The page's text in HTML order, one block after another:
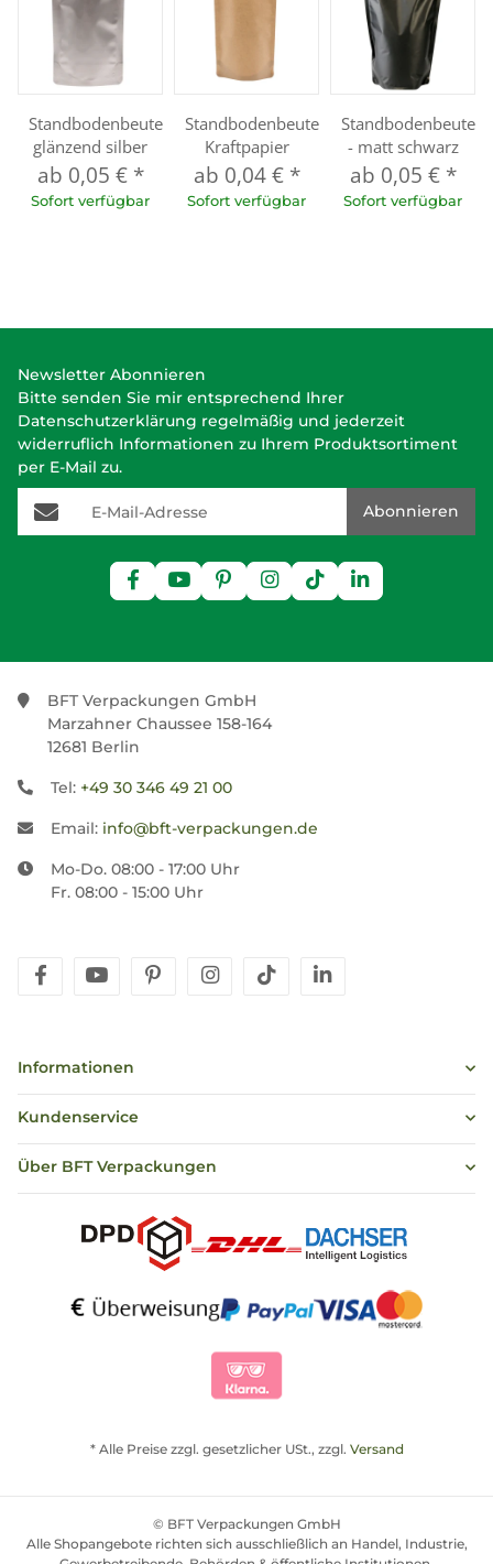
Standbodenbeutel
glänzend silber
ab 0,05 € *
Sofort verfügbar
Standbodenbeutel
Kraftpapier
ab 0,04 € *
Sofort verfügbar
Standbodenbeutel
- matt schwarz
ab 0,05 € *
Sofort verfügbar
Newsletter Abonnieren
Bitte senden Sie mir entsprechend Ihrer
Datenschutzerklärung regelmäßig und jederzeit
widerruflich Informationen zu Ihrem Produktsortiment
per E-Mail zu.
E-Mail-Adresse
Abonnieren
BFT Verpackungen GmbH
Marzahner Chaussee 158-164
12681 Berlin
Tel: +49 30 346 49 21 00
Email: info@bft-verpackungen.de
Mo-Do. 08:00 - 17:00 Uhr
Fr. 08:00 - 15:00 Uhr
facebookyoutubepinterestinstagram
tiktok
Informationen
Kundenservice
Über BFT Verpackungen
* Alle Preise zzgl. gesetzlicher USt., zzgl. Versand
© BFT Verpackungen GmbH
Alle Shopangebote richten sich ausschließlich an Handel, Industrie,